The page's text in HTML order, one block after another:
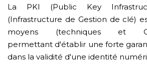
La PKI (Public Key
(Infrastructure de Gestion de clé)
moyens (techniques et
permettant d'établir une forte
dans la validité d'une identité